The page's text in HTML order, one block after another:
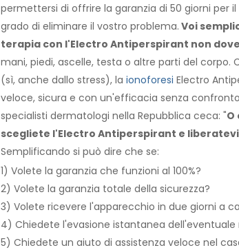
permettersi di offrire la garanzia di 50 giorni per
grado di eliminare il vostro problema. Voi
terapia con l'Electro Antiperspirant non
mani, piedi, ascelle, testa o altre parti del corpo.
(sì, anche dallo stress), la ionoforesi Electro
veloce, sicura e con un'efficacia senza
specialisti dermatologi nella Repubblica ceca: "O
scegliete l'Electro Antiperspirant e
Semplificando si può dire che se:
1) Volete la garanzia che funzioni al 100%?
2) Volete la garanzia totale della sicurezza?
3) Volete ricevere l'apparecchio in due giorni a
4) Chiedete l'evasione istantanea dell'eventuale
5) Chiedete un aiuto di assistenza veloce nel